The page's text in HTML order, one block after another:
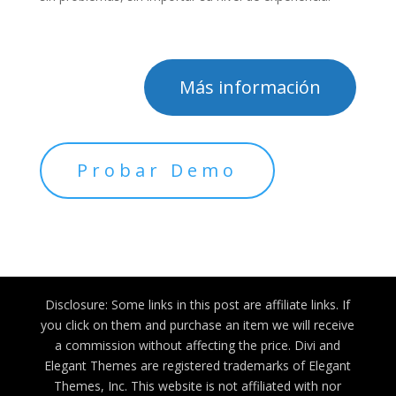
Más información
Probar Demo
Disclosure: Some links in this post are affiliate links. If
you click on them and purchase an item we will receive
a commission without affecting the price. Divi and
Elegant Themes are registered trademarks of Elegant
Themes, Inc. This website is not affiliated with nor